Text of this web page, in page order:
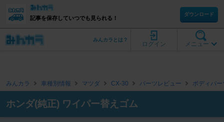
記事を保存していつでも見られる！
ダウンロード
メニュー
ログイン
みんカラとは？
みんカラ 車種別情報 マツダ CX-30 パーツレビュー ボディパー
ホンダ(純正) ワイパー替えゴム